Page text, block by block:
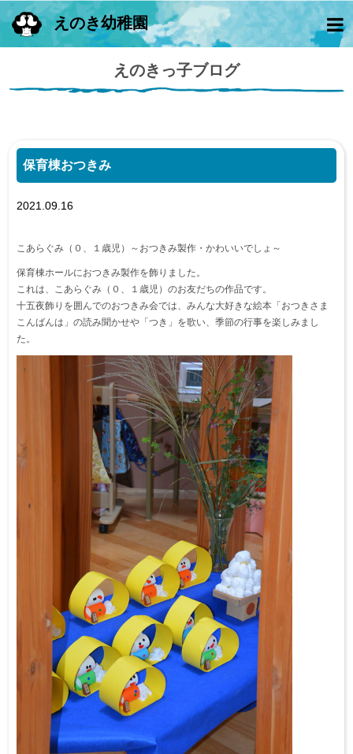
えのき幼稚園
えのきっ子ブログ
保育棟おつきみ
2021.09.16
こあらぐみ（０、１歳児）～おつきみ製作・かわいいでしょ～
保育棟ホールにおつきみ製作を飾りました。
これは、こあらぐみ（０、１歳児）のお友だちの作品です。
十五夜飾りを囲んでのおつきみ会では、みんな大好きな絵本「おつきさま
こんばんは」の読み聞かせや「つき」を歌い、季節の行事を楽しみまし
た。